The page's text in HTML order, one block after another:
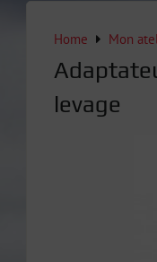
Home Mon
levage